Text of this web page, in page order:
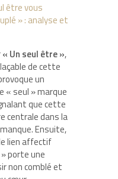
être vous
» : analyse et
« Un seul être »,
de cette
un
« seul » marque
que cette
centrale dans la
Ensuite,
lien affectif
porte une
non comblé et